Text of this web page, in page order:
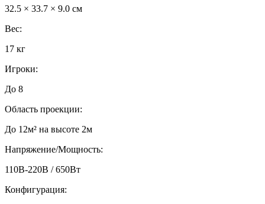
32.5 × 33.7 × 9.0 см
Вес:
17 кг
Игроки:
До 8
Область проекции:
До 12м² на высоте 2м
Напряжение/Мощность:
110В-220В / 650Вт
Конфигурация: